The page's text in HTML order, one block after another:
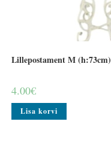
Lillepostament M (h:73cm)
4.00€
Lisa korvi